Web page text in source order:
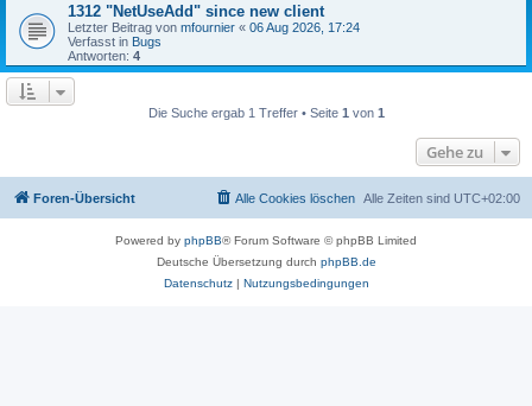
1312 "NetUseAdd" since new client
Letzter Beitrag von mfournier « 06 Aug 2026, 17:24
Verfasst in Bugs
Antworten: 4
Die Suche ergab 1 Treffer • Seite 1 von 1
Gehe zu
Foren-Übersicht Alle Zeiten sind UTC+02:00
Alle Cookies löschen
Powered by phpBB® Forum Software © phpBB Limited
Deutsche Übersetzung durch phpBB.de
Datenschutz| Nutzungsbedingungen